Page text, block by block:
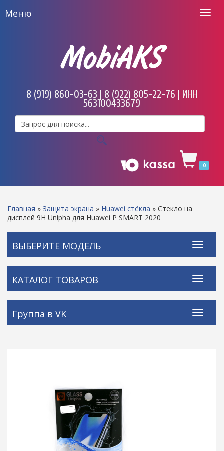
Меню
MobiAKS
8 (919) 860-03-63 | 8 (922) 805-22-76 | ИНН
563100433679
0
Главная » Защита экрана » Huawei стёкла » Стекло на
дисплей 9H Unipha для Huawei P SMART 2020
ВЫБЕРИТЕ МОДЕЛЬ
КАТАЛОГ ТОВАРОВ
Группа в VK